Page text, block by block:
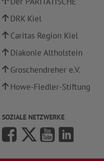
DRK Kiel
Caritas Region Kiel
Diakonie Altholstein
Groschendreher e.V.
Howe-Fiedler-Stiftung
SOZIALE NETZWERKE